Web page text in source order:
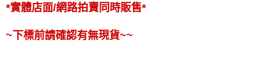
*實體店面/網路拍賣同時販售*
~下標前請確認有無現貨~~